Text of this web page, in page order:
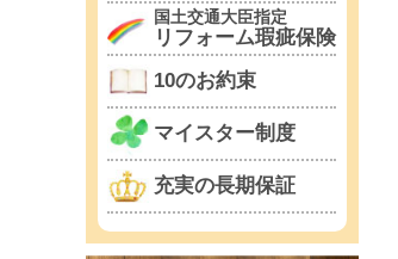
国土交通大臣指定
リフォーム瑕疵保険
10のお約束
マイスター制度
充実の長期保証